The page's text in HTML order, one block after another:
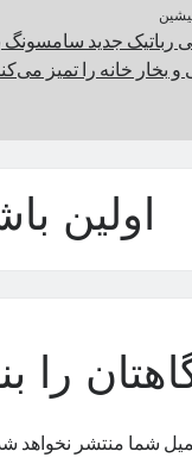
رباتیک جدید
بخار خانه را تمیز
اولین
را
شما منتشر نخواهد